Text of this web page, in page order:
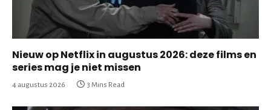
Nieuw op Netflix in augustus 2026: deze films en
series mag je niet missen
4 augustus 2026 3 Mins Read